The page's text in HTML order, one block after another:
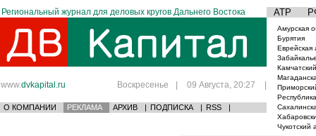
Региональный журнал для деловых кругов Дальнего Востока АТР
www.dvkapital.ru Воскресенье | 09 Августа, 20:27 |
О КОМПАНИИ РЕКЛАМА АРХИВ | ПОДПИСКА | RSS |
Амурская
Бурятия
Еврейская
Чукотский